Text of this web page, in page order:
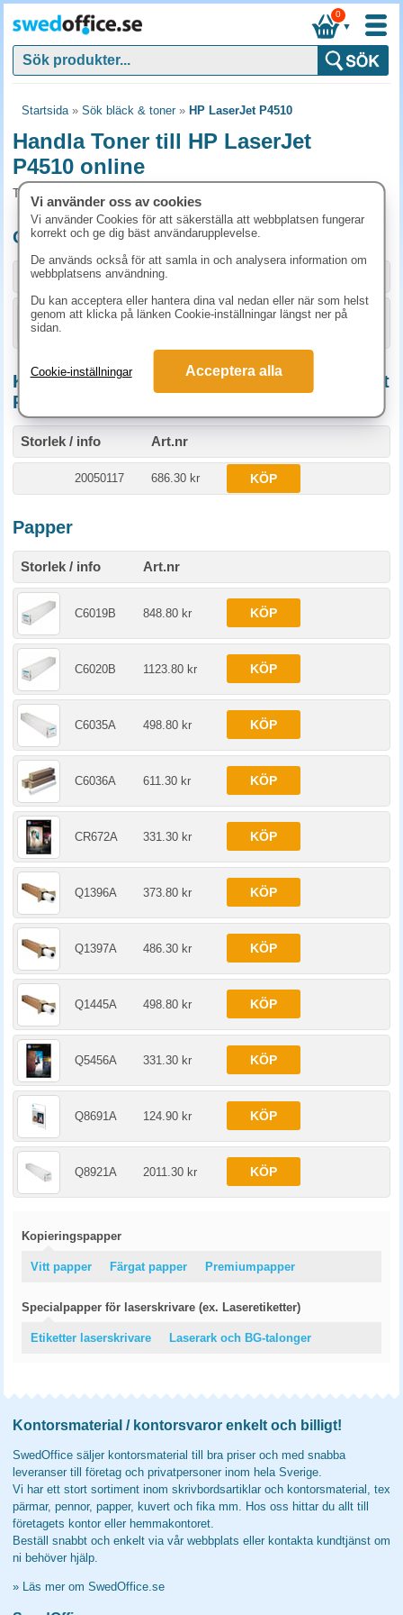
▼
0
Startsida» Sök bläck & toner» HP LaserJet P4510
Handla Toner till HP LaserJet
P4510 online
Toner och tillbehör som passar till HP LaserJet P4510
Originalprodukter till HP LaserJet P4510
Storlek / info Art.nr
KÖP
Kompatibla / Miljöprodukter till HP LaserJet
P4510
Storlek / info Art.nr
20050117 686.30 kr KÖP
Papper
Storlek / info Art.nr
C6019B 848.80 kr KÖP
C6020B 1123.80 kr KÖP
C6035A 498.80 kr KÖP
C6036A 611.30 kr KÖP
CR672A 331.30 kr KÖP
Q1396A 373.80 kr KÖP
Q1397A 486.30 kr KÖP
Q1445A 498.80 kr KÖP
Q5456A 331.30 kr KÖP
Q8691A 124.90 kr KÖP
Q8921A 2011.30 kr KÖP
Kopieringspapper
Vitt papper Färgat papper Premiumpapper
Specialpapper för laserskrivare (ex. Laseretiketter)
Etiketter laserskrivare Laserark och BG-talonger
Kontorsmaterial / kontorsvaror enkelt och billigt!
SwedOffice säljer kontorsmaterial till bra priser och med snabba
leveranser till företag och privatpersoner inom hela Sverige.
Vi har ett stort sortiment inom skrivbordsartiklar och kontorsmaterial, tex
pärmar, pennor, papper, kuvert och fika mm. Hos oss hittar du allt till
företagets kontor eller hemmakontoret.
Beställ snabbt och enkelt via vår webbplats eller kontakta kundtjänst om
ni behöver hjälp.
» Läs mer om SwedOffice.se
Vi använder oss av cookies
Vi använder Cookies för att säkerställa att webbplatsen fungerar
korrekt och ge dig bäst användarupplevelse.
De används också för att samla in och analysera information om
webbplatsens användning.
Du kan acceptera eller hantera dina val nedan eller när som helst
genom att klicka på länken Cookie-inställningar längst ner på
sidan.
Cookie-inställningar Acceptera alla